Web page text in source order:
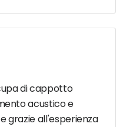
di cappotto
acustico e
grazie all'esperienza